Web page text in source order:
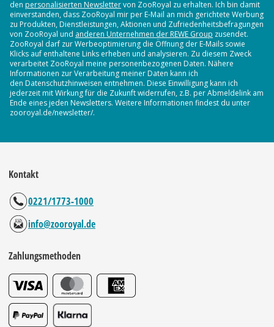
den personalisierten Newslettervon ZooRoyal zu erhalten. Ich bin damit
einverstanden, dass ZooRoyal mir per E-Mail an mich gerichtete Werbung
zu Produkten, Dienstleistungen, Aktionen und Zufriedenheitsbefragungen
von ZooRoyal und anderen Unternehmen der REWE Group zusendet.
ZooRoyal darf zur Werbeoptimierung die Öffnung der E-Mails sowie
Klicks auf enthaltene Links erheben und analysieren. Zu diesem Zweck
verarbeitet ZooRoyal meine personenbezogenen Daten. Nähere
Informationen zur Verarbeitung meiner Daten kann ich
den Datenschutzhinweisen entnehmen. Diese Einwilligung kann ich
jederzeit mit Wirkung für die Zukunft widerrufen, z.B. per Abmeldelink am
Ende eines jeden Newsletters. Weitere Informationen findest du unter
zooroyal.de/newsletter/.
Kontakt
0221/1773-1000
info@zooroyal.de
Zahlungsmethoden